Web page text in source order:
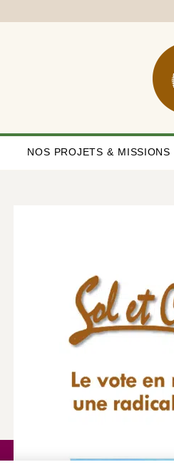
NOS PROJETS & MISSIONS